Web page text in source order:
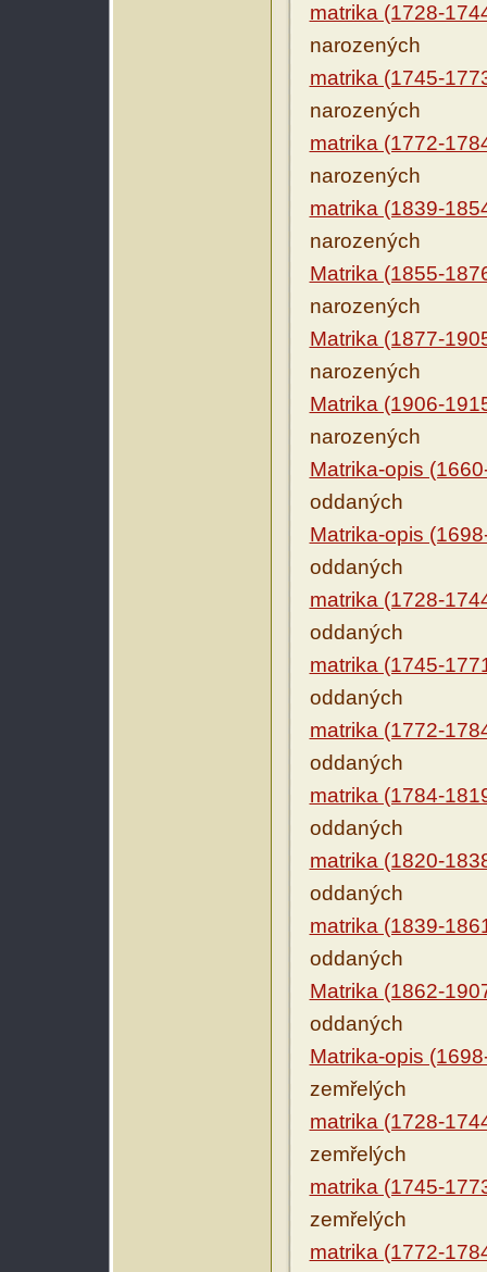
matrika (1728-
narozených
matrika (1745-
narozených
matrika (1772-
narozených
matrika (1839-
narozených
Matrika (1855-
narozených
Matrika (1877-
narozených
Matrika (1906-
narozených
Matrika-opis
oddaných
Matrika-opis
oddaných
matrika (1728-
oddaných
matrika (1745-
oddaných
matrika (1772-
oddaných
matrika (1784-
oddaných
matrika (1820-
oddaných
matrika (1839-
oddaných
Matrika (1862-
oddaných
Matrika-opis
zemřelých
matrika (1728-
zemřelých
matrika (1745-
zemřelých
matrika (1772-